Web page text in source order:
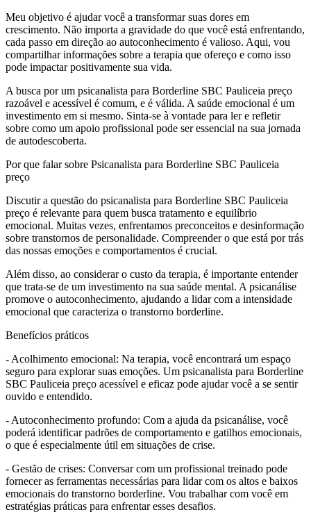
Meu objetivo é ajudar você a transformar suas dores em
crescimento. Não importa a gravidade do que você está enfrentando,
cada passo em direção ao autoconhecimento é valioso. Aqui, vou
compartilhar informações sobre a terapia que ofereço e como isso
pode impactar positivamente sua vida.
A busca por um psicanalista para Borderline SBC Pauliceia preço
razoável e acessível é comum, e é válida. A saúde emocional é um
investimento em si mesmo. Sinta-se à vontade para ler e refletir
sobre como um apoio profissional pode ser essencial na sua jornada
de autodescoberta.
Por que falar sobre Psicanalista para Borderline SBC Pauliceia
preço
Discutir a questão do psicanalista para Borderline SBC Pauliceia
preço é relevante para quem busca tratamento e equilíbrio
emocional. Muitas vezes, enfrentamos preconceitos e desinformação
sobre transtornos de personalidade. Compreender o que está por trás
das nossas emoções e comportamentos é crucial.
Além disso, ao considerar o custo da terapia, é importante entender
que trata-se de um investimento na sua saúde mental. A psicanálise
promove o autoconhecimento, ajudando a lidar com a intensidade
emocional que caracteriza o transtorno borderline.
Benefícios práticos
- Acolhimento emocional: Na terapia, você encontrará um espaço
seguro para explorar suas emoções. Um psicanalista para Borderline
SBC Pauliceia preço acessível e eficaz pode ajudar você a se sentir
ouvido e entendido.
- Autoconhecimento profundo: Com a ajuda da psicanálise, você
poderá identificar padrões de comportamento e gatilhos emocionais,
o que é especialmente útil em situações de crise.
- Gestão de crises: Conversar com um profissional treinado pode
fornecer as ferramentas necessárias para lidar com os altos e baixos
emocionais do transtorno borderline. Vou trabalhar com você em
estratégias práticas para enfrentar esses desafios.